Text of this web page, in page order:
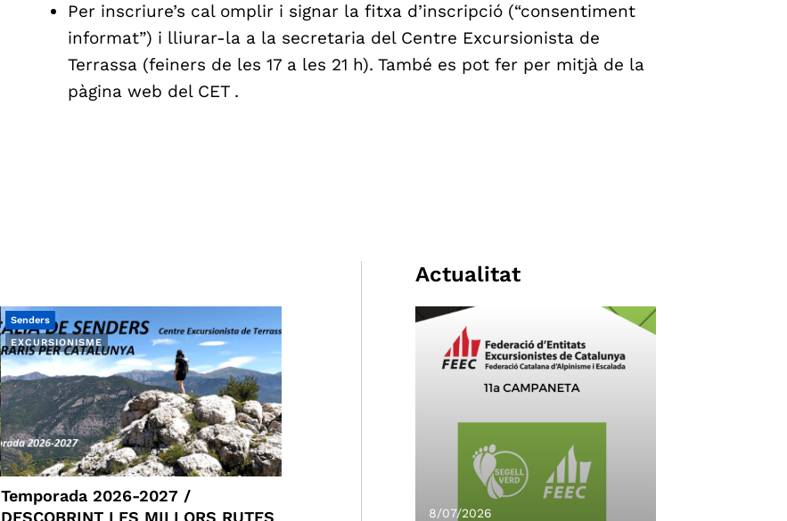
Per inscriure’s cal omplir i signar la fitxa d’inscripció (“consentiment
informat”) i lliurar-la a la secretaria del Centre Excursionista de
Terrassa (feiners de les 17 a les 21 h). També es pot fer per mitjà de la
pàgina web del CET .
EXCURSIONISME
Senders
Temporada 2026-2027 /
DESCOBRINT LES MILLORS RUTES
Actualitat
8/07/2026